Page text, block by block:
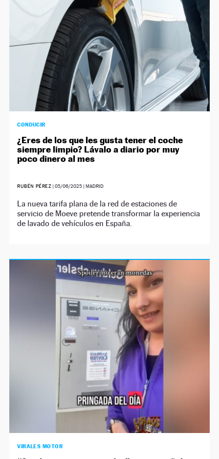
CONDUCIR
¿Eres de los que les gusta tener el coche
siempre limpio? Lávalo a diario por muy
poco dinero al mes
RUBÉN PÉREZ |05/06/2025 | MADRID
La nueva tarifa plana de la red de estaciones de
servicio de Moeve pretende transformar la experiencia
de lavado de vehículos en España.
VIRALES MOTOR